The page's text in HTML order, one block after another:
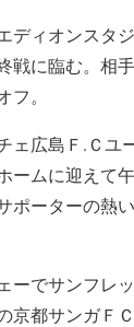
ディオンスタ
戦に臨む。相
。
ェ広島Ｆ.Ｃユ
ームに迎えて
ポーターの熱
ーでサンフレ
京都サンガＦ